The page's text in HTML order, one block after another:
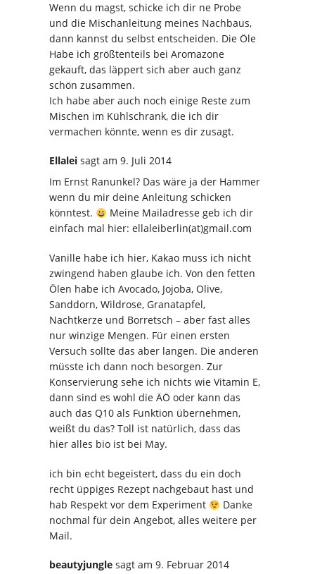
Wenn du magst, schicke ich dir ne Probe
und die Mischanleitung meines Nachbaus,
dann kannst du selbst entscheiden. Die Öle
Habe ich größtenteils bei Aromazone
gekauft, das läppert sich aber auch ganz
schön zusammen.
Ich habe aber auch noch einige Reste zum
Mischen im Kühlschrank, die ich dir
vermachen könnte, wenn es dir zusagt.
Ellalei sagt am 9. Juli 2014
Im Ernst Ranunkel? Das wäre ja der Hammer
wenn du mir deine Anleitung schicken
könntest.
Meine Mailadresse geb ich dir
einfach mal hier: ellaleiberlin(at)gmail.com
Vanille habe ich hier, Kakao muss ich nicht
zwingend haben glaube ich. Von den fetten
Ölen habe ich Avocado, Jojoba, Olive,
Sanddorn, Wildrose, Granatapfel,
Nachtkerze und Borretsch – aber fast alles
nur winzige Mengen. Für einen ersten
Versuch sollte das aber langen. Die anderen
müsste ich dann noch besorgen. Zur
Konservierung sehe ich nichts wie Vitamin E,
dann sind es wohl die ÄÖ oder kann das
auch das Q10 als Funktion übernehmen,
weißt du das? Toll ist natürlich, dass das
hier alles bio ist bei May.
ich bin echt begeistert, dass du ein doch
recht üppiges Rezept nachgebaut hast und
hab Respekt vor dem Experiment
Danke
nochmal für dein Angebot, alles weitere per
Mail.
beautyjungle sagt am 9. Februar 2014